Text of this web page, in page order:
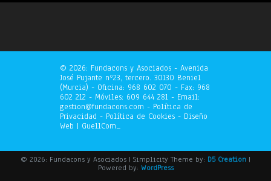
© 2026: Fundacons y Asociados - Avenida
José Pujante nº23, tercero. 30130 Beniel
(Murcia) - Oficina: 968 602 070 - Fax: 968
602 212 - Móviles: 609 644 281 - Email:
gestion@fundacons.com - Política de
Privacidad - Política de Cookies - Diseño
Web | GuellCom_
© 2026: Fundacons y Asociados | Simplicity Theme by: D5 Creation |
Powered by: WordPress